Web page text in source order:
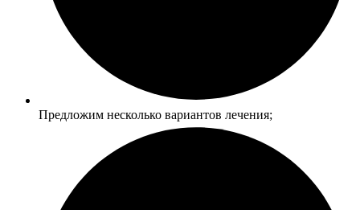
Предложим несколько вариантов лечения;